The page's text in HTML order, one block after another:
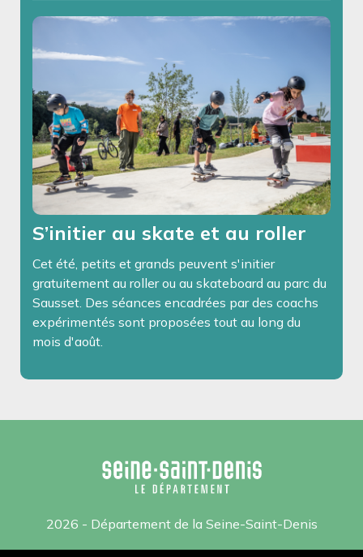
S’initier au skate et au roller
Cet été, petits et grands peuvent s'initier
gratuitement au roller ou au skateboard au parc du
Sausset. Des séances encadrées par des coachs
expérimentés sont proposées tout au long du
mois d'août.
2026 - Département de la Seine-Saint-Denis